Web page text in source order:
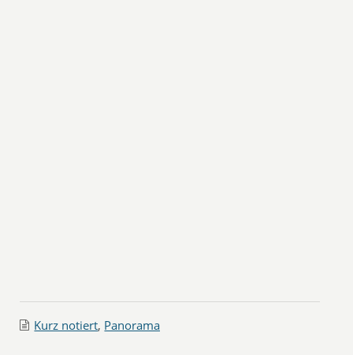
Kurz notiert, Panorama